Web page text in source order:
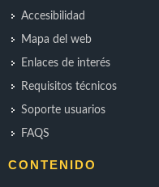
Accesibilidad
Mapa del web
Enlaces de interés
Requisitos técnicos
Soporte usuarios
FAQS
CONTENIDO